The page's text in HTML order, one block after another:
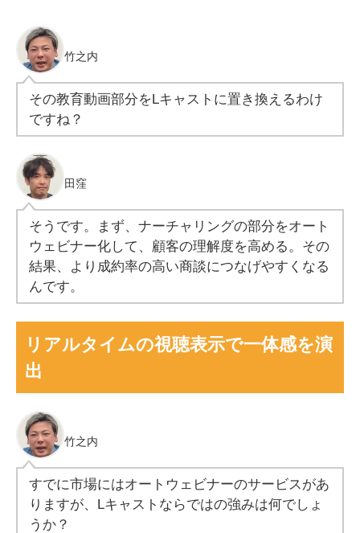
竹之内
その教育動画部分をLキャストに置き換えるわけ
ですね？
田窪
そうです。まず、ナーチャリングの部分をオート
ウェビナー化して、顧客の理解度を高める。その
結果、より成約率の高い商談につなげやすくなる
んです。
リアルタイムの視聴表示で一体感を演
出
竹之内
すでに市場にはオートウェビナーのサービスがあ
りますが、Lキャストならではの強みは何でしょ
うか？